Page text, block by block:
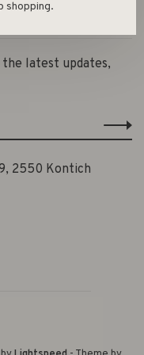
latest updates,
2550 Kontich
shopping.